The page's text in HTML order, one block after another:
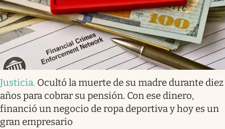
Justicia. Ocultó la muerte de su madre durante diez
años para cobrar su pensión. Con ese dinero,
financió un negocio de ropa deportiva y hoy es un
gran empresario